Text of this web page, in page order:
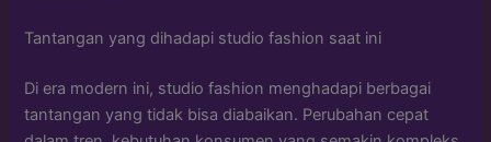
Tantangan yang dihadapi studio fashion saat ini
Di era modern ini, studio fashion menghadapi berbagai
tantangan yang tidak bisa diabaikan. Perubahan cepat